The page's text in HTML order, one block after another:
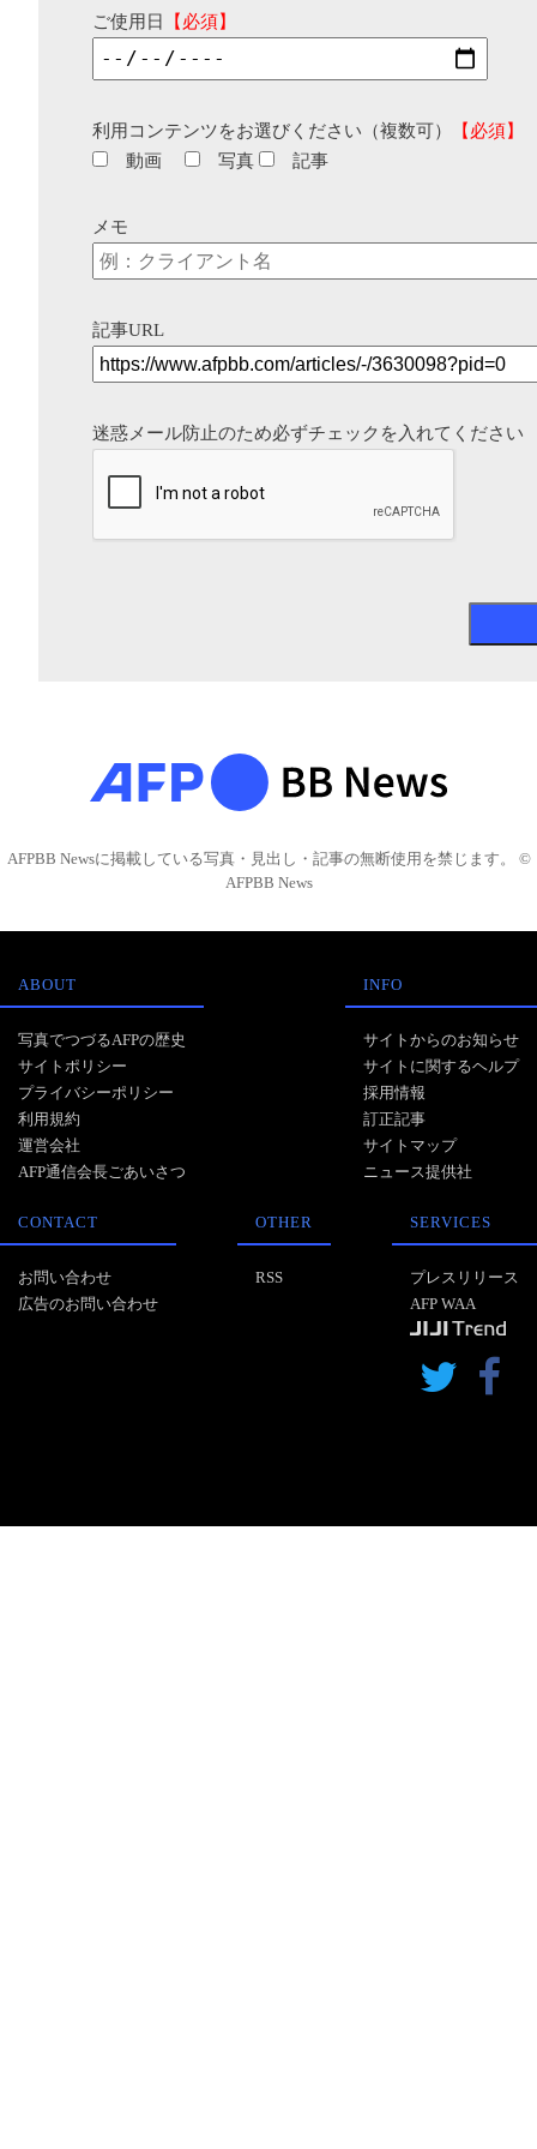
ご使用日 【必須】
利用コンテンツをお選びください（複数可）
【必須】
動画
写真 記事
メモ
記事URL
迷惑メール防止のため必ずチェックを入れてください
AFPBB Newsに掲載している写真・見出し・記事の無断使用を禁じます。 ©
AFPBB News
ABOUT
写真でつづるAFPの歴史
サイトポリシー
プライバシーポリシー
利用規約
運営会社
AFP通信会長ごあいさつ
INFO
サイトからのお知らせ
サイトに関するヘルプ
採用情報
訂正記事
サイトマップ
ニュース提供社
CONTACT
お問い合わせ
広告のお問い合わせ
OTHER
RSS
SERVICES
プレスリリース
AFP WAA